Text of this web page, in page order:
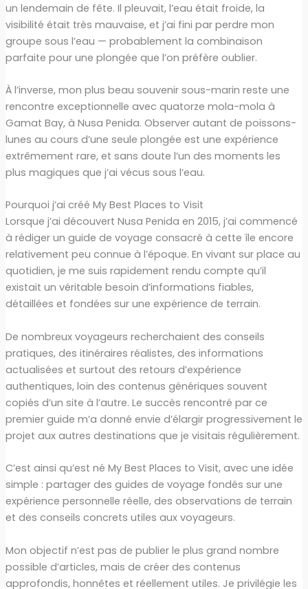
un lendemain de fête. Il pleuvait, l’eau était froide, la
visibilité était très mauvaise, et j’ai fini par perdre mon
groupe sous l’eau — probablement la combinaison
parfaite pour une plongée que l’on préfère oublier.
À l’inverse, mon plus beau souvenir sous-marin reste une
rencontre exceptionnelle avec quatorze mola-mola à
Gamat Bay, à Nusa Penida. Observer autant de poissons-
lunes au cours d’une seule plongée est une expérience
extrêmement rare, et sans doute l’un des moments les
plus magiques que j’ai vécus sous l’eau.
Pourquoi j’ai créé My Best Places to Visit
Lorsque j’ai découvert Nusa Penida en 2015, j’ai commencé
à rédiger un guide de voyage consacré à cette île encore
relativement peu connue à l’époque. En vivant sur place au
quotidien, je me suis rapidement rendu compte qu’il
existait un véritable besoin d’informations fiables,
détaillées et fondées sur une expérience de terrain.
De nombreux voyageurs recherchaient des conseils
pratiques, des itinéraires réalistes, des informations
actualisées et surtout des retours d’expérience
authentiques, loin des contenus génériques souvent
copiés d’un site à l’autre. Le succès rencontré par ce
premier guide m’a donné envie d’élargir progressivement le
projet aux autres destinations que je visitais régulièrement.
C’est ainsi qu’est né My Best Places to Visit, avec une idée
simple : partager des guides de voyage fondés sur une
expérience personnelle réelle, des observations de terrain
et des conseils concrets utiles aux voyageurs.
Mon objectif n’est pas de publier le plus grand nombre
possible d’articles, mais de créer des contenus
approfondis, honnêtes et réellement utiles. Je privilégie les